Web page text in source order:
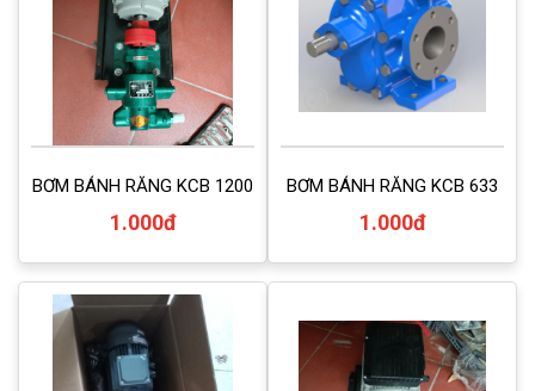
BƠM BÁNH RĂNG KCB 1200
1.000đ
BƠM BÁNH RĂNG KCB 633
1.000đ